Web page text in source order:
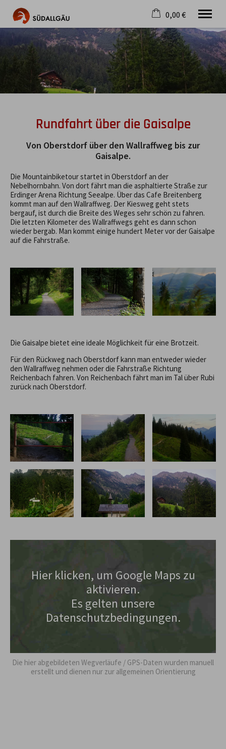
Die schönste Seite im Allgäu
Aktuell
Destination
Gastgeber
Mountainbike
Tipps
0,00 €
×
Warenkorb ist leer
Rundfahrt über die Gaisalpe
Von Oberstdorf über den Wallraffweg bis zur
Gaisalpe.
Die Mountainbiketour startet in Oberstdorf an der
Nebelhornbahn. Von dort fährt man die asphaltierte Straße zur
Erdinger Arena Richtung Seealpe. Über das Cafe Breitenberg
kommt man auf den Wallraffweg. Der Kiesweg geht stets
bergauf, ist durch die Breite des Weges sehr schön zu fahren.
Die letzten Kilometer des Wallraffwegs geht es dann schon
wieder bergab. Man kommt einige hundert Meter vor der Gaisalpe
auf die Fahrstraße.
Die Gaisalpe bietet eine ideale Möglichkeit für eine Brotzeit.
Für den Rückweg nach Oberstdorf kann man entweder wieder
den Wallraffweg nehmen oder die Fahrstraße Richtung
Reichenbach fahren. Von Reichenbach fährt man im Tal über Rubi
zurück nach Oberstdorf.
Hier klicken, um Google Maps zu
aktivieren.
Es gelten unsere
Datenschutzbedingungen.
Die hier abgebildeten Wegverläufe / GPS-Daten wurden manuell
erstellt und dienen nur zur allgemeinen Orientierung